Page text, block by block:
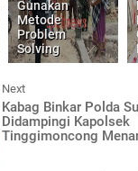
Gunakan
Metode
Problem
Solving
Next
Kabag Binkar Polda
Didampingi Kapolsek
Tinggimoncong